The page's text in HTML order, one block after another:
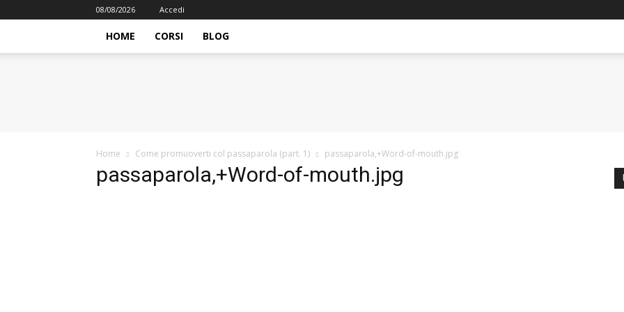
08/08/2026 Accedi
HOME CORSI BLOG
Home Come promuoverti col passaparola (part. 1) passaparola,+Word-of-mouth.jpg
passaparola,+Word-of-mouth.jpg